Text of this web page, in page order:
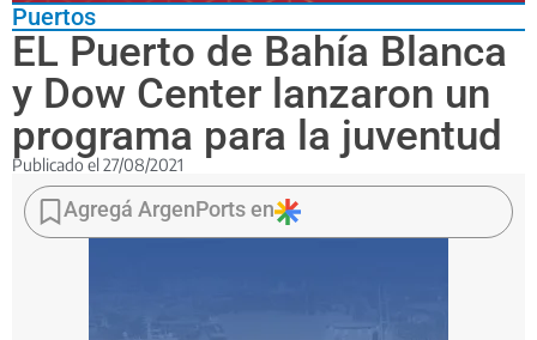
Puertos
EL Puerto de Bahía Blanca
y Dow Center lanzaron un
programa para la juventud
Publicado el 27/08/2021
“#Activando
tu
mejor
Agregá ArgenPorts en